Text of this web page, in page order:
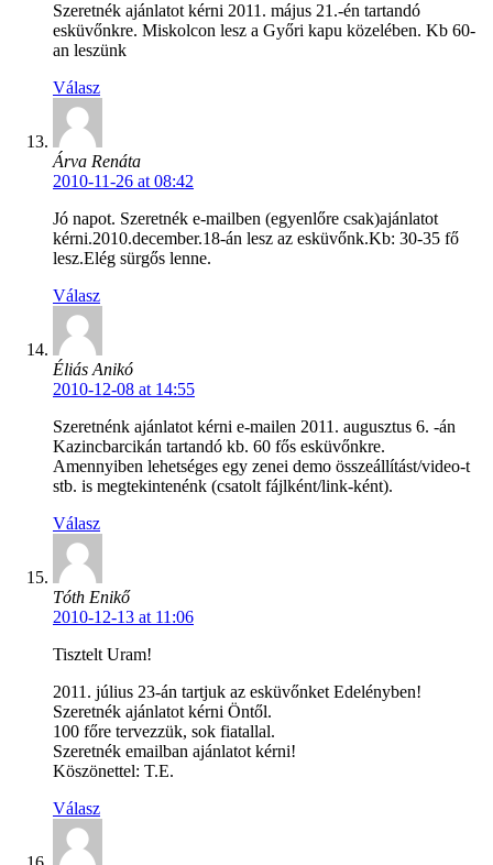
Szeretnék ajánlatot kérni 2011. május 21.-én tartandó
esküvőnkre. Miskolcon lesz a Győri kapu közelében. Kb 60-
an leszünk
Válasz
Árva Renáta
2010-11-26 at 08:42
Jó napot. Szeretnék e-mailben (egyenlőre csak)ajánlatot
kérni.2010.december.18-án lesz az esküvőnk.Kb: 30-35 fő
lesz.Elég sürgős lenne.
Válasz
Éliás Anikó
2010-12-08 at 14:55
Szeretnénk ajánlatot kérni e-mailen 2011. augusztus 6. -án
Kazincbarcikán tartandó kb. 60 fős esküvőnkre.
Amennyiben lehetséges egy zenei demo összeállítást/video-t
stb. is megtekintenénk (csatolt fájlként/link-ként).
Válasz
Tóth Enikő
2010-12-13 at 11:06
Tisztelt Uram!
2011. július 23-án tartjuk az esküvőnket Edelényben!
Szeretnék ajánlatot kérni Öntől.
100 főre tervezzük, sok fiatallal.
Szeretnék emailban ajánlatot kérni!
Köszönettel: T.E.
Válasz